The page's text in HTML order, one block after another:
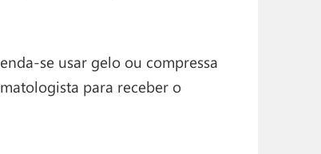
se usar gelo ou compressa
para receber o